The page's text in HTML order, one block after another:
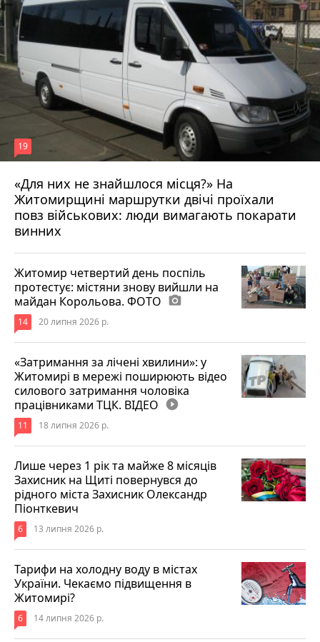
«Для них не знайшлося місця?» На
Житомирщині маршрутки двічі проїхали
повз військових: люди вимагають покарати
винних
19
17 липня 2026 р.
Житомир четвертий день поспіль
протестує: містяни знову вийшли на
майдан Корольова. ФОТО photo_camera
14 20 липня 2026 р.
«Затримання за лічені хвилини»: у
Житомирі в мережі поширюють відео
силового затримання чоловіка
працівниками ТЦК. ВІДЕО play_circle_filled
11 18 липня 2026 р.
Лише через 1 рік та майже 8 місяців
Захисник на Щиті повернувся до
рідного міста Захисник Олександр
Піонткевич
6 13 липня 2026 р.
Тарифи на холодну воду в містах
України. Чекаємо підвищення в
Житомирі?
6 14 липня 2026 р.